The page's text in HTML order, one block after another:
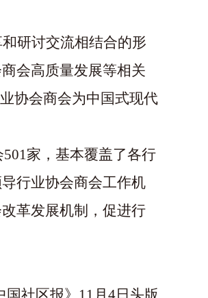
研讨交流相结合的形
会高质量发展等相关
协会商会为中国式现代
家，基本覆盖了各行
行业协会商会工作机
革发展机制，促进行
社区报》 11月4日头版